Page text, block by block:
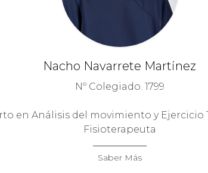
Nacho Navarrete Martinez
Nº Colegiado. 1799
en Análisis del movimiento y Ejercicio
Fisioterapeuta
Saber Más